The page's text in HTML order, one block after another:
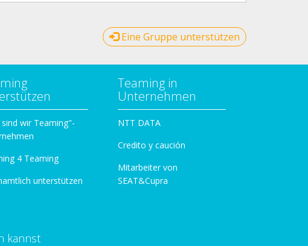
Eine Gruppe unterstützen
wir Teaming"-
4 Teaming
unterstützen
Teaming in
Unternehmen
NTT DATA
Credito y caución
Mitarbeiter von
SEAT&Cupra
kannst